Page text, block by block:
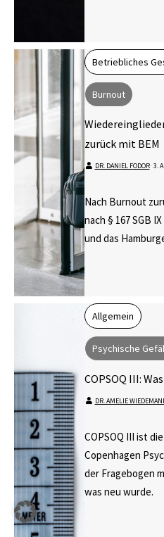
Betriebliches
Burnout
zurück mit BEM
DR. DANIEL FODOR⋅ 3.
Nach Burnout
nach § 167 SGB
und das
Allgemein
Psychische
COPSOQ III:
DR. AMELIE
COPSOQ III ist
Copenhagen
der Fragebogen
was neu wurde.